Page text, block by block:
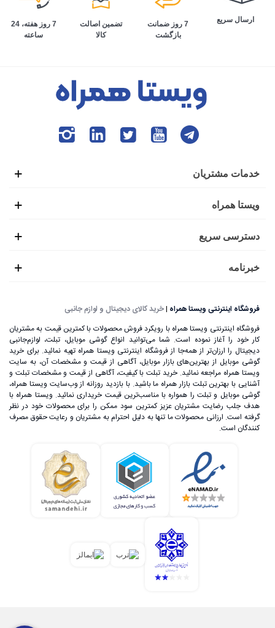
ارسال سریع
7 روز ضمانت
بازگشت
تضمین اصالت
کالا
7 روز هفته، 24
ساعته
خدمات مشتریان
ویستا همراه
دسترسی سریع
خبرنامه
فروشگاه اینترنتی ویستا همراه |خرید کالای دیجیتال و لوازم جانبی
فروشگاه اینترنتی ویستا همراه با رویکرد فروش محصولات با کمترین قیمت به مشتریان
کار خود را آغاز نموده است. شما می‌توانید انواع گوشی موبایل، تبلت، لوازم‌جانبی
دیجیتال را ارزان‌تر از همه‌جا از فروشگاه اینترنتی ویستا همراه تهیه نمائید. برای خرید
گوشی موبایل از بهترین‌های بازار موبایل، آگاهی از قیمت و مشخصات آن، به ‌سایت
ویستا همراه مراجعه نمائید. خرید تبلت با کیفیت، آگاهی از قیمت و مشخصات تبلت و
آشنایی با بهترین تبلت بازار همراه ما باشید. با بازدید روزانه از وب‌سایت ویستا همراه،
گوشی موبایل و تبلت را همواره با مناسب‌ترین قیمت خریداری نمائید. ویستا همراه با
هدف جلب رضایت مشتریان عزیز کمترین سود ممکن را برای محصولات خود در نظر
گرفته است. ارزانی محصولات ما تنها به دلیل احترام به مشتریان و رعایت حقوق مصرف
کنندگان است.